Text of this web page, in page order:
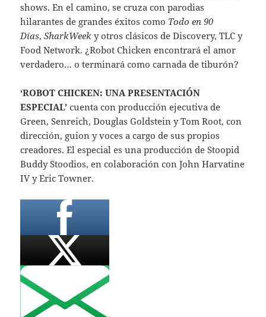
shows. En el camino, se cruza con parodias
hilarantes de grandes éxitos como Todo en 90
Días,SharkWeek y otros clásicos de Discovery, TLC y
Food Network. ¿Robot Chicken encontrará el amor
verdadero… o terminará como carnada de tiburón?
‘ROBOT CHICKEN: UNA PRESENTACIÓN
ESPECIAL’cuenta con producción ejecutiva de
Green, Senreich, Douglas Goldstein y Tom Root, con
dirección, guion y voces a cargo de sus propios
creadores. El especial es una producción de Stoopid
Buddy Stoodios, en colaboración con John Harvatine
IV y Eric Towner.